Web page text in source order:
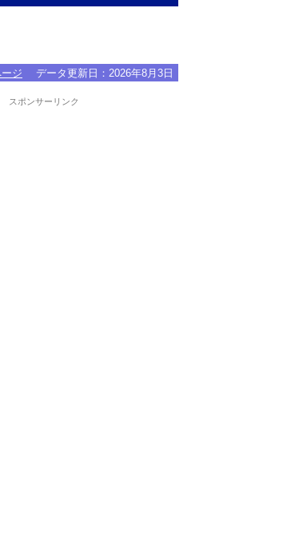
ージ データ更新日： 2026年8月3日
スポンサーリンク